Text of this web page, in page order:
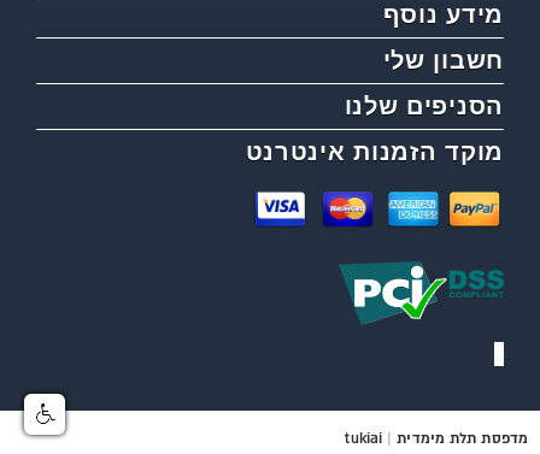
מידע נוסף
חשבון שלי
הסניפים שלנו
מוקד הזמנות אינטרנט
מדפסת תלת מימדית|
tukiai